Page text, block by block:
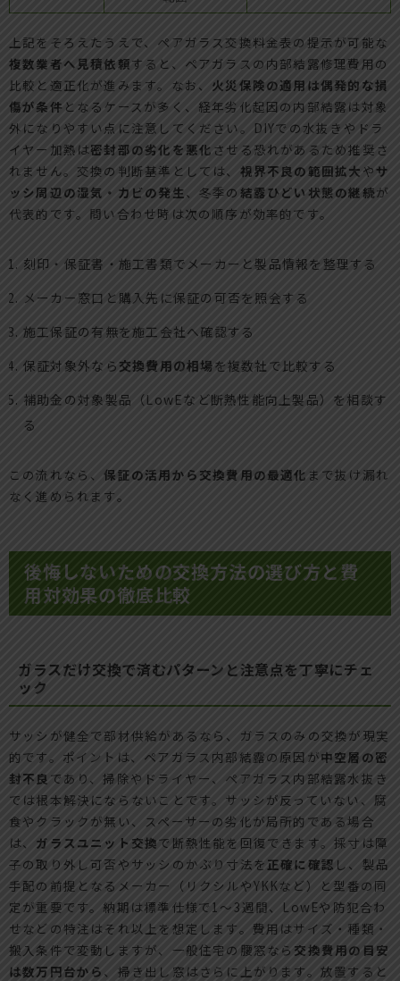
上記をそろえたうえで、ペアガラス交換料金表の提示が可能な
複数業者へ見積依頼すると、ペアガラスの内部結露修理費用の
比較と適正化が進みます。なお、 火災保険の適用は偶発的な損
傷が条件 となるケースが多く、経年劣化起因の内部結露は対象
外になりやすい点に注意してください。DIYでの水抜きやドラ
イヤー加熱は密封部の劣化を悪化 させる恐れがあるため推奨さ
れません。交換の判断基準としては、 視界不良の範囲拡大 やサ
ッシ周辺の湿気・カビの発生 、冬季の 結露ひどい状態の継続が
代表的です。問い合わせ時は次の順序が効率的です。
刻印・保証書・施工書類でメーカーと製品情報を整理する
メーカー窓口と購入先に保証の可否を照会する
施工保証の有無を施工会社へ確認する
保証対象外なら 交換費用の相場を複数社で比較する
補助金の対象製品（LowEなど断熱性能向上製品）を相談す
る
この流れなら、保証の活用から交換費用の最適化 まで抜け漏れ
なく進められます。
後悔しないための交換方法の選び方と費
用対効果の徹底比較
ガラスだけ交換で済むパターンと注意点を丁寧にチェ
ック
サッシが健全で部材供給があるなら、ガラスのみの交換が現実
的です。ポイントは、ペアガラス内部結露の原因が中空層の密
封不良 であり、掃除やドライヤー、ペアガラス内部結露水抜き
では根本解決にならないことです。サッシが反っていない、腐
食やクラックが無い、スペーサーの劣化が局所的である場合
は、 ガラスユニット交換で断熱性能を回復できます。採寸は障
子の取り外し可否やサッシのかぶり寸法を 正確に確認 し、製品
手配の前提となるメーカー（リクシルやYKKなど）と型番の同
定が重要です。納期は標準仕様で1～3週間、LowEや防犯合わ
せなどの特注はそれ以上を想定します。費用はサイズ・種類・
搬入条件で変動しますが、一般住宅の腰窓なら 交換費用の目安
は数万円台から 、掃き出し窓はさらに上がります。放置すると